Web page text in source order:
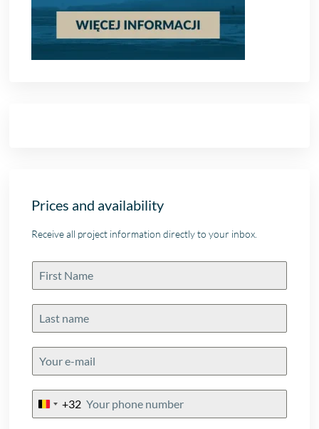
Prices and availability
Receive all project information directly to your inbox.
Belgium
+32